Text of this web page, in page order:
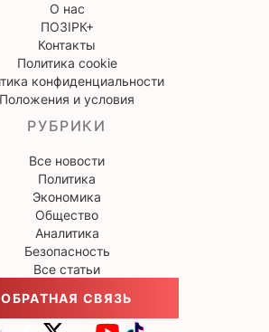
О нас
ПОЗІРК+
Контакты
Политика cookie
конфиденциальности
Положения и условия
РУБРИКИ
Все новости
Политика
Экономика
Общество
Аналитика
Безопасность
Все статьи
ОБРАТНАЯ СВЯЗЬ